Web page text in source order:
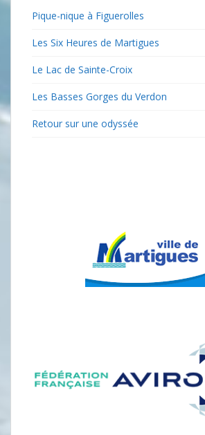
Pique-nique à Figuerolles
Les Six Heures de Martigues
Le Lac de Sainte-Croix
Les Basses Gorges du Verdon
Retour sur une odyssée